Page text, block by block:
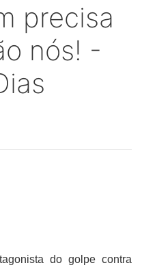
precisa
nós! -
do golpe contra